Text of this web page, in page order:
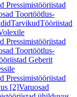
Pressimistööriistad
Toortöötlus-
TarvikudTööriistad
Pressimistööriistad
Toortöötlus-
Geberit
Pressimistööriistad
[2]Varuosad